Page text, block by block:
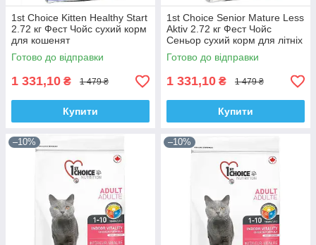
1st Choice Kitten Healthy Start
2.72 кг Фест Чойс сухий корм
для кошенят
Готово до відправки
1 331,10 ₴ 1 479 ₴
Купити
1st Choice Senior Mature Less
Aktiv 2.72 кг Фест Чойс
Сеньор сухий корм для літніх
або малорухливих котів
Готово до відправки
1 331,10 ₴ 1 479 ₴
Купити
–10% –10%